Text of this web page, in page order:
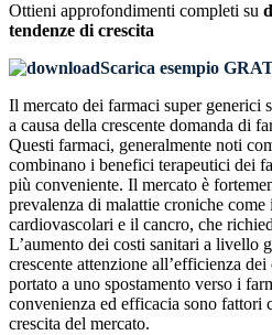
Ottieni approfondimenti completi su
tendenze di crescita
Scarica esempio
Il mercato dei farmaci super generici
a causa della crescente domanda di
Questi farmaci, generalmente noti
combinano i benefici terapeutici dei
più conveniente. Il mercato è
prevalenza di malattie croniche
cardiovascolari e il cancro, che
L’aumento dei costi sanitari a livello
crescente attenzione all’efficienza
portato a uno spostamento verso i
convenienza ed efficacia sono fattori
crescita del mercato.